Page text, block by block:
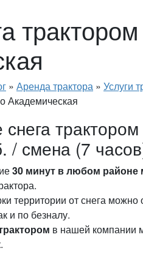
» Аренда трактора » Услуги
Академическая
снега
/ смена (7
30 минут в любом районе
территории от снега
и по безналу.
в нашей компании